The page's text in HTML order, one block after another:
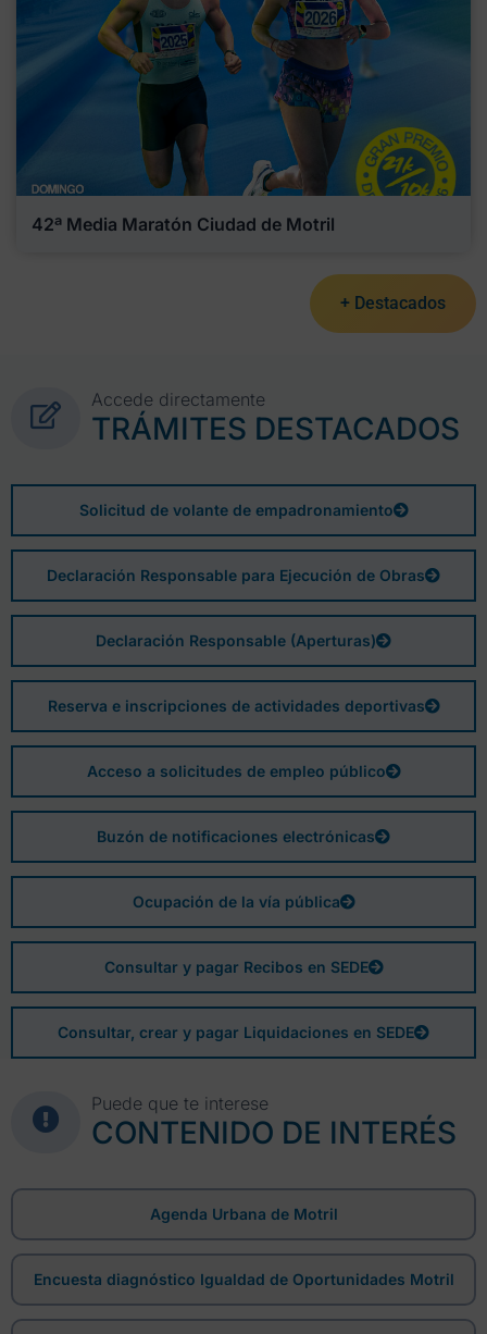
42ª Media Maratón Ciudad de Motril
+ Destacados
Accede directamente
TRÁMITES DESTACADOS
Solicitud de volante de empadronamiento
Declaración Responsable para Ejecución de Obras
Declaración Responsable (Aperturas)
Reserva e inscripciones de actividades deportivas
Acceso a solicitudes de empleo público
Buzón de notificaciones electrónicas
Ocupación de la vía pública
Consultar y pagar Recibos en SEDE
Consultar, crear y pagar Liquidaciones en SEDE
Puede que te interese
CONTENIDO DE INTERÉS
Agenda Urbana de Motril
Encuesta diagnóstico Igualdad de Oportunidades Motril